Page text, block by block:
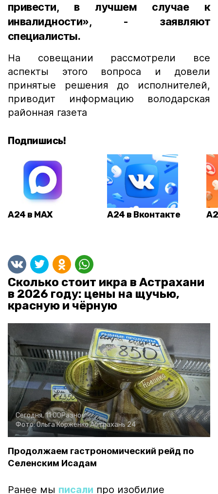
привести, в лучшем случае к
инвалидности», - заявляют
специалисты.
На совещании рассмотрели все
аспекты этого вопроса и довели
принятые решения до исполнителей,
приводит информацию володарская
районная газета
Подпишись!
А24 в MAX А24 в Вконтакте
Сколько стоит икра в Астрахани
в 2026 году: цены на щучью,
красную и чёрную
Сегодня, 11:00Разное
Фото:Ольга КорженкоАстрахань 24
Продолжаем гастрономический рейд по
Селенским Исадам
Ранее мы писали про изобилие